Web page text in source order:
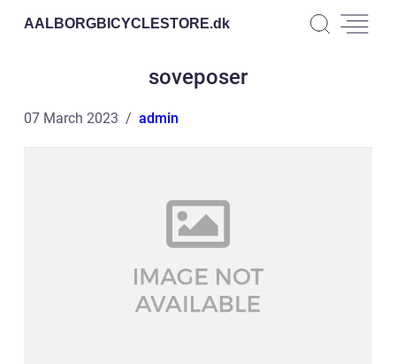
AALBORGBICYCLESTORE.dk
soveposer
07 March 2023 admin